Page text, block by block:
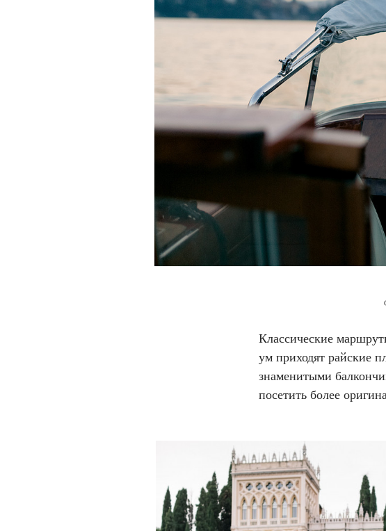
Классические
ум приходят райские
знаменитыми
посетить более